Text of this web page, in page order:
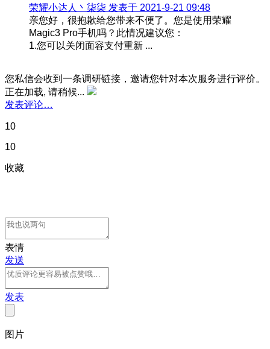
荣耀小达人丶柒柒 发表于 2021-9-21 09:48
亲您好，很抱歉给您带来不便了。您是使用荣耀
Magic3 Pro手机吗？此情况建议您：
1.您可以关闭面容支付重新 ...
您私信会收到一条调研链接，邀请您针对本次服务进行评价。
正在加载, 请稍候...
发表评论…
10
10
收藏
表情
发送
发表
图片